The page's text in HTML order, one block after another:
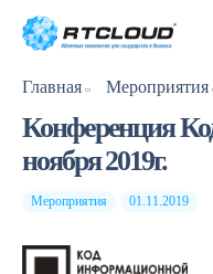
Главная Мероприятия
Конференция
ноября 2019г.
Мероприятия 01.11.2019